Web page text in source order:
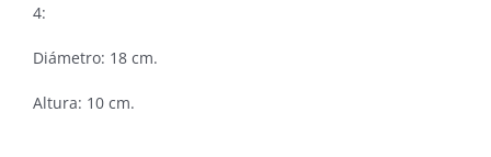
4:
Diámetro: 18 cm.
Altura: 10 cm.